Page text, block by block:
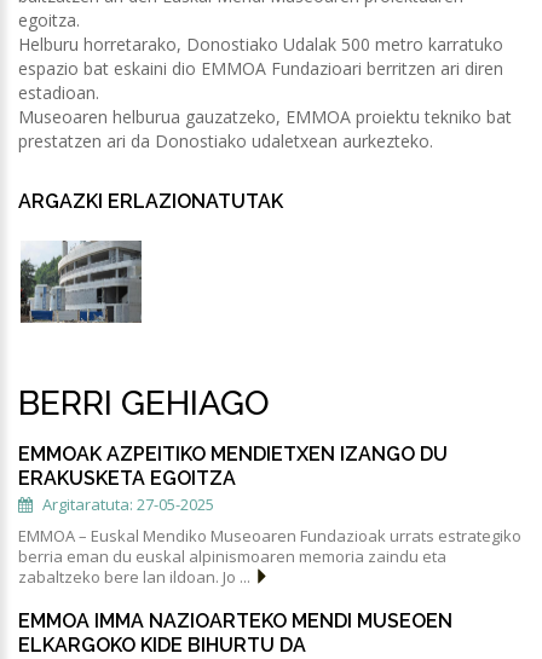
egoitza.
Helburu horretarako, Donostiako Udalak 500 metro karratuko
espazio bat eskaini dio EMMOA Fundazioari berritzen ari diren
estadioan.
Museoaren helburua gauzatzeko, EMMOA proiektu tekniko bat
prestatzen ari da Donostiako udaletxean aurkezteko.
ARGAZKI ERLAZIONATUTAK
BERRI GEHIAGO
EMMOAK AZPEITIKO MENDIETXEN IZANGO DU
ERAKUSKETA EGOITZA
Argitaratuta: 27-05-2025
EMMOA – Euskal Mendiko Museoaren Fundazioak urrats estrategiko
berria eman du euskal alpinismoaren memoria zaindu eta
zabaltzeko bere lan ildoan. Jo ...
EMMOA IMMA NAZIOARTEKO MENDI MUSEOEN
ELKARGOKO KIDE BIHURTU DA